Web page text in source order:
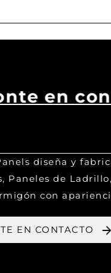
en
diseña y
Paneles de
con
EN CONTACTO